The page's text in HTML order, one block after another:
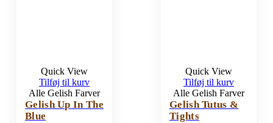
Quick View
Tilføj til kurv
Alle Gelish Farver
Gelish Up In The
Blue
Quick View
Tilføj til kurv
Alle Gelish Farver
Gelish Tutus &
Tights